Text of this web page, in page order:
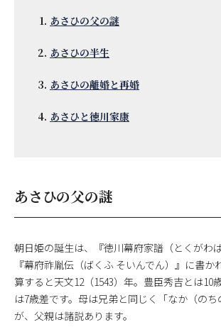
あさひの父の謎
あさひの半生
あさひの離婚と再婚
あさひと徳川家康
あさひの父の謎
朝日姫の誕生は、『徳川幕府家譜（とくがわ
『幕府祚胤伝（ばくふ そいんでん）』に書か
算すると天文12（1543）年。豊臣秀吉とは10
は7歳差です。母は兄弟と同じく「なか（の
が、父親は諸説あります。